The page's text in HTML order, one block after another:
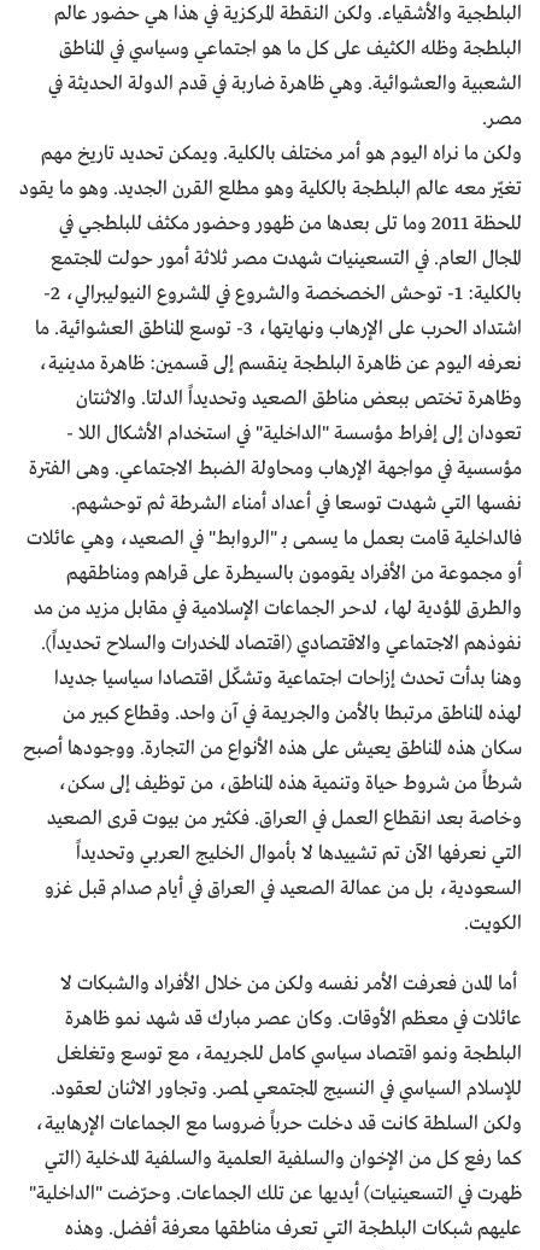
البلطجية والأشقياء. ولكن النقطة المركزية في هذا هي حضور عالم
البلطجة وظله الكثيف على كل ما هو اجتماعي وسياسي في المناطق
الشعبية والعشوائية. وهي ظاهرة ضاربة في قدم الدولة الحديثة في
مصر.
ولكن ما نراه اليوم هو أمر مختلف بالكلية. ويمكن تحديد تاريخ مهم
تغيّر معه عالم البلطجة بالكلية وهو مطلع القرن الجديد. وهو ما يقود
للحظة 2011 وما تلى بعدها من ظهور وحضور مكثف للبلطجي في
المجال العام. في التسعينيات شهدت مصر ثلاثة أمور حولت المجتمع
بالكلية: 1- توحش الخصخصة والشروع في المشروع النيوليبرالي، 2-
اشتداد الحرب على الإرهاب ونهايتها، 3- توسع المناطق العشوائية. ما
نعرفه اليوم عن ظاهرة البلطجة ينقسم إلى قسمين: ظاهرة مدينية،
وظاهرة تختص ببعض مناطق الصعيد وتحديداً الدلتا. والاثنتان
تعودان إلى إفراط مؤسسة "الداخلية" في استخدام الأشكال اللا -
مؤسسية في مواجهة الإرهاب ومحاولة الضبط الاجتماعي. وهى الفترة
نفسها التي شهدت توسعا في أعداد أمناء الشرطة ثم توحشهم.
فالداخلية قامت بعمل ما يسمى بـ "الروابط" في الصعيد، وهي عائلات
أو مجموعة من الأفراد يقومون بالسيطرة على قراهم ومناطقهم
والطرق المؤدية لها، لدحر الجماعات الإسلامية في مقابل مزيد من مد
نفوذهم الاجتماعي والاقتصادي (اقتصاد المخدرات والسلاح تحديداً).
وهنا بدأت تحدث إزاحات اجتماعية وتشكّل اقتصادا سياسيا جديدا
لهذه المناطق مرتبطا بالأمن والجريمة في آن واحد. وقطاع كبير من
سكان هذه المناطق يعيش على هذه الأنواع من التجارة. ووجودها أصبح
شرطاً من شروط حياة وتنمية هذه المناطق، من توظيف إلى سكن،
وخاصة بعد انقطاع العمل في العراق. فكثير من بيوت قرى الصعيد
التي نعرفها الآن تم تشييدها لا بأموال الخليج العربي وتحديداً
السعودية، بل من عمالة الصعيد في العراق في أيام صدام قبل غزو
الكويت.
أما المدن فعرفت الأمر نفسه ولكن من خلال الأفراد والشبكات لا
عائلات في معظم الأوقات. وكان عصر مبارك قد شهد نمو ظاهرة
البلطجة ونمو اقتصاد سياسي كامل للجريمة، مع توسع وتغلغل
للإسلام السياسي في النسيج المجتمعي لمصر. وتجاور الاثنان لعقود.
ولكن السلطة كانت قد دخلت حرباً ضروسا مع الجماعات الإرهابية،
كما رفع كل من الإخوان والسلفية العلمية والسلفية المدخلية (التي
ظهرت في التسعينيات) أيديها عن تلك الجماعات. وحرّضت "الداخلية"
عليهم شبكات البلطجة التي تعرف مناطقها معرفة أفضل. وهذه